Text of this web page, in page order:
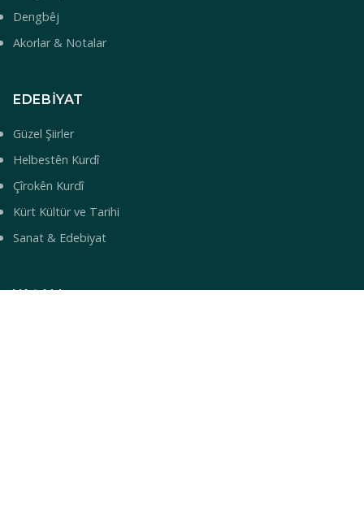
Dengbêj
Akorlar & Notalar
EDEBIYAT
Güzel Şiirler
Helbestên Kurdî
Çîrokên Kurdî
Kürt Kültür ve Tarihi
Sanat & Edebiyat
YAŞAM